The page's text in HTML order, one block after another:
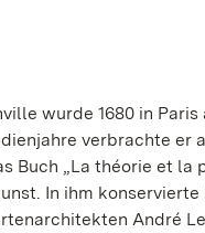
wurde 1680 in Paris
verbrachte er
Buch „La théorie et la
In ihm konservierte
André